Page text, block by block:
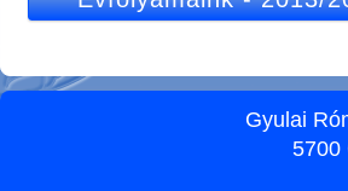
Gyulai
5700